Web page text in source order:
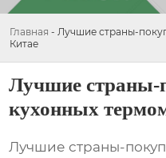
Главная - Лучшие страны-
Китае
Лучшие страны-
кухонных
Лучшие страны-